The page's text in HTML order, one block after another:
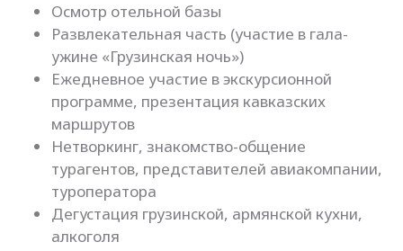
Осмотр отельной базы
Развлекательная часть (участие в гала-
ужине «Грузинская ночь»)
Ежедневное участие в экскурсионной
программе, презентация кавказских
маршрутов
Нетворкинг, знакомство-общение
турагентов, представителей авиакомпании,
туроператора
Дегустация грузинской, армянской кухни,
алкоголя